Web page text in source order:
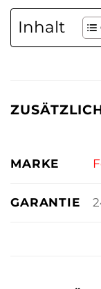
Inhalt
MARKE
GARANTIE